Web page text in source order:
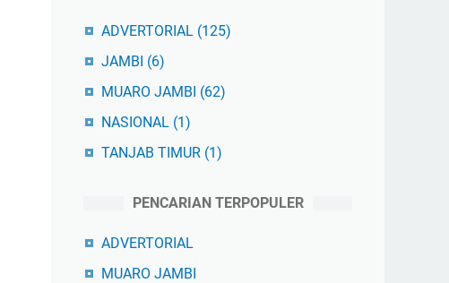
ADVERTORIAL (125)
JAMBI (6)
MUARO JAMBI (62)
NASIONAL (1)
TANJAB TIMUR (1)
PENCARIAN TERPOPULER
ADVERTORIAL
MUARO JAMBI